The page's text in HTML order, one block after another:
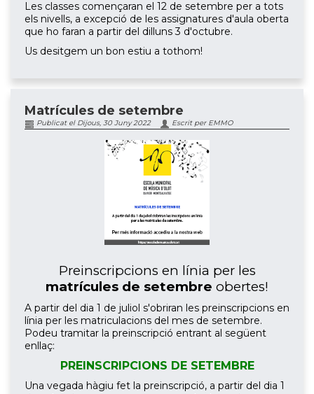
Les classes començaran el 12 de setembre per a tots
els nivells, a excepció de les assignatures d'aula oberta
que ho faran a partir del dilluns 3 d'octubre.
Us desitgem un bon estiu a tothom!
Matrícules de setembre
Publicat el Dijous, 30 Juny 2022 Escrit per EMMO
Preinscripcions en línia per les
matrícules de setembre obertes!
A partir del dia 1 de juliol s'obriran les preinscripcions en
línia per les matriculacions del mes de setembre.
Podeu tramitar la preinscripció entrant al següent
enllaç:
PREINSCRIPCIONS DE SETEMBRE
Una vegada hàgiu fet la preinscripció, a partir del dia 1